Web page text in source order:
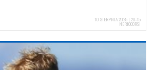
10 SIERPNIA 2025 | 20:15
NERIOCORSI